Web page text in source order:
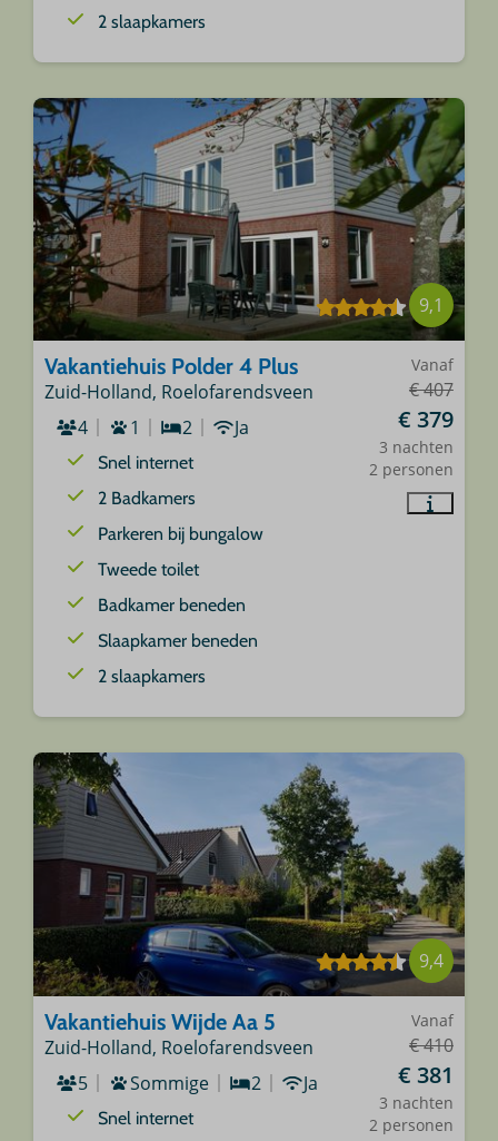
2 slaapkamers
9,1
Vanaf
€ 407
€ 379
3 nachten
2 personen
Vakantiehuis Polder 4 Plus
Zuid-Holland, Roelofarendsveen
4
1 2 Ja
Snel internet
2 Badkamers
Parkeren bij bungalow
Tweede toilet
Badkamer beneden
Slaapkamer beneden
2 slaapkamers
9,4
Vanaf
€ 410
€ 381
3 nachten
2 personen
Vakantiehuis Wijde Aa 5
Zuid-Holland, Roelofarendsveen
5
Sommige 2 Ja
Snel internet